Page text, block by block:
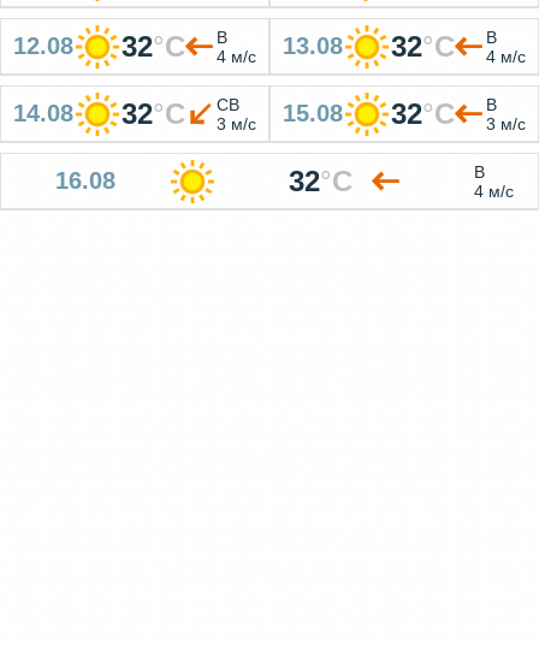
12.08 32°C
В
4 м/с
13.08 32°C
В
4 м/с
14.08 32°C
СВ
3 м/с
15.08 32°C
В
3 м/с
16.08 32°C
В
4 м/с